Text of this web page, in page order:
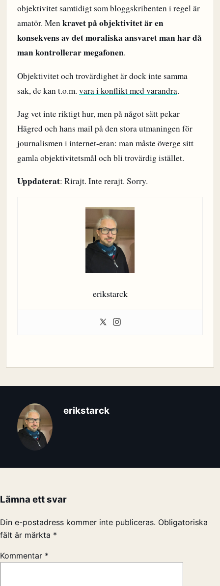
objektivitet samtidigt som bloggskribenten i regel är
amatör. Menkravet på objektivitet är en
konsekvens av det moraliska ansvaret man har då
man kontrollerar megafonen.
Objektivitet och trovärdighet är dock inte samma
sak, de kan t.o.m. vara i konflikt med varandra.
Jag vet inte riktigt hur, men på något sätt pekar
Hägred och hans mail på den stora utmaningen för
journalismen i internet-eran: man måste överge sitt
gamla objektivitetsmål och bli trovärdig istället.
Uppdaterat: Rirajt. Inte rerajt. Sorry.
erikstarck
erikstarck
Lämna ett svar
Din e-postadress kommer inte publiceras. Obligatoriska
fält är märkta *
Kommentar *